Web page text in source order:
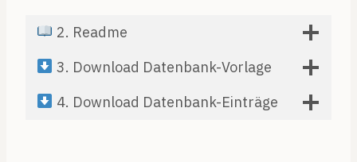
2. Readme
3. Download Datenbank-Vorlage
4. Download Datenbank-Einträge